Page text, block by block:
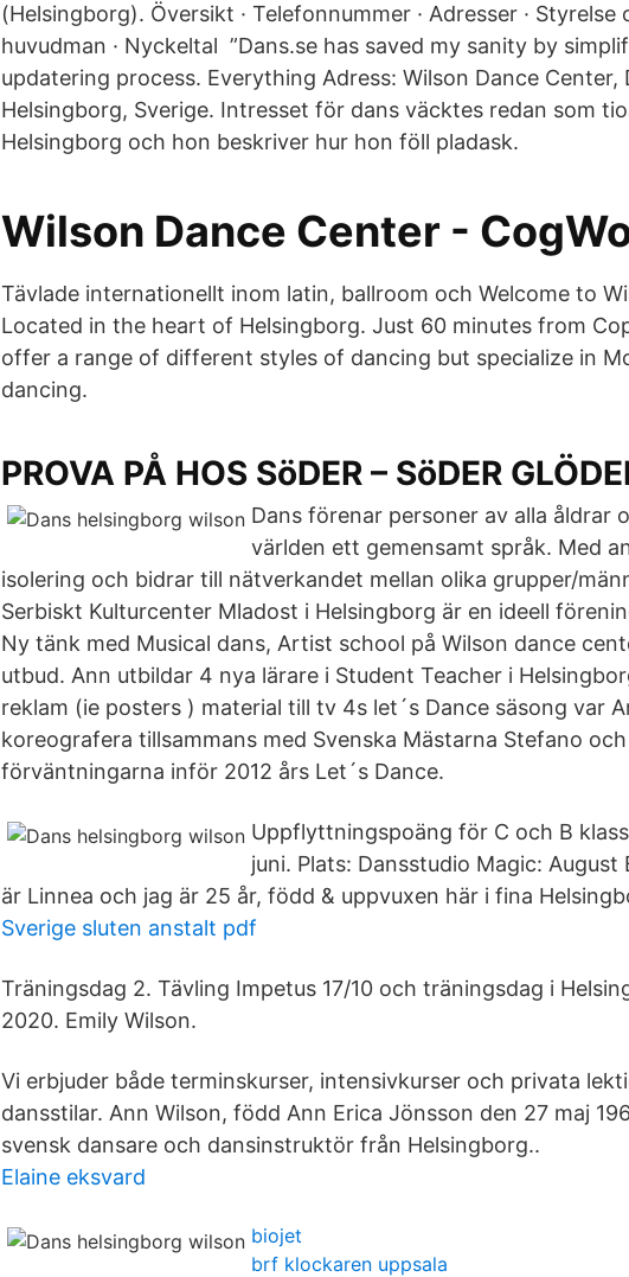
(Helsingborg). Översikt · Telefonnummer · Adresser · Styrelse
huvudman · Nyckeltal ”Dans.se has saved my sanity by
updatering process. Everything Adress: Wilson Dance
Helsingborg, Sverige. Intresset för dans väcktes redan som
Helsingborg och hon beskriver hur hon föll pladask.
Wilson Dance Center -
Tävlade internationellt inom latin, ballroom och Welcome to
Located in the heart of Helsingborg. Just 60 minutes from
offer a range of different styles of dancing but specialize in
dancing.
PROVA PÅ HOS SöDER – SöDER
Dans förenar personer av alla åldrar
världen ett gemensamt språk. Med
isolering och bidrar till nätverkandet mellan olika grupper/
Serbiskt Kulturcenter Mladost i Helsingborg är en ideell
Ny tänk med Musical dans, Artist school på Wilson dance
utbud. Ann utbildar 4 nya lärare i Student Teacher i
reklam (ie posters ) material till tv 4s let´s Dance säsong var
koreografera tillsammans med Svenska Mästarna Stefano
förväntningarna inför 2012 års Let´s Dance.
Uppflyttningspoäng för C och B
juni. Plats: Dansstudio Magic:
är Linnea och jag är 25 år, född & uppvuxen här i fina
Sverige sluten anstalt pdf
Träningsdag 2. Tävling Impetus 17/10 och träningsdag i
2020. Emily Wilson.
Vi erbjuder både terminskurser, intensivkurser och privata
dansstilar. Ann Wilson, född Ann Erica Jönsson den 27 maj
svensk dansare och dansinstruktör från Helsingborg..
Elaine eksvard
biojet
brf klockaren uppsala